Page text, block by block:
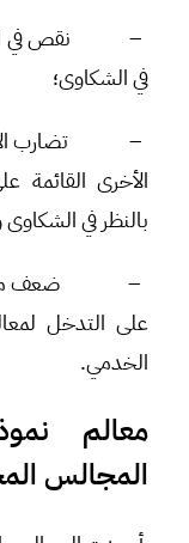
– نقص في
في الشكاوى؛
– تضارب
الأخرى القائمة
بالنظر في الشكاوى
– ضعف
على التدخل
الخدمي.
معالم
المجالس